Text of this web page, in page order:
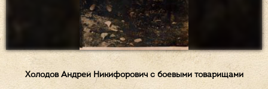
Холодов Андрей Никифорович с боевыми товарищами